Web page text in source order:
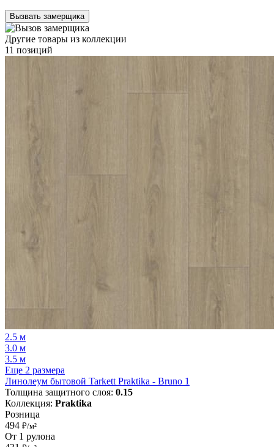
Вызвать замерщика
Другие товары из коллекции
11 позиций
2.5 м
3.0 м
3.5 м
Еще 2 размера
Линолеум бытовой Tarkett Praktika - Bruno 1
Толщина защитного слоя: 0.15
Коллекция: Praktika
Розница
494 ₽/м²
От 1 рулона